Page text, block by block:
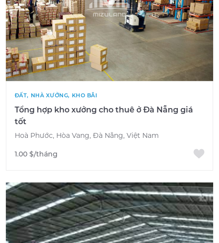
ĐẤT, NHÀ XƯỞNG, KHO BÃI
Tổng hợp kho xưởng cho thuê ở Đà Nẵng giá
tốt
Hoà Phước, Hòa Vang, Đà Nẵng, Việt Nam
1.00 $/tháng